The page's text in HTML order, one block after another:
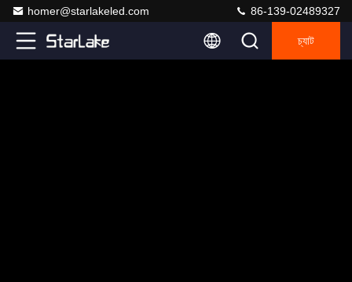
homer@starlakeled.com 86-139-02489327
চ্যাট